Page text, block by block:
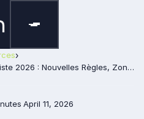
›
Installation Dentiste 2026 : Nouvelles Règles, Zones & Aides
April 11, 2026